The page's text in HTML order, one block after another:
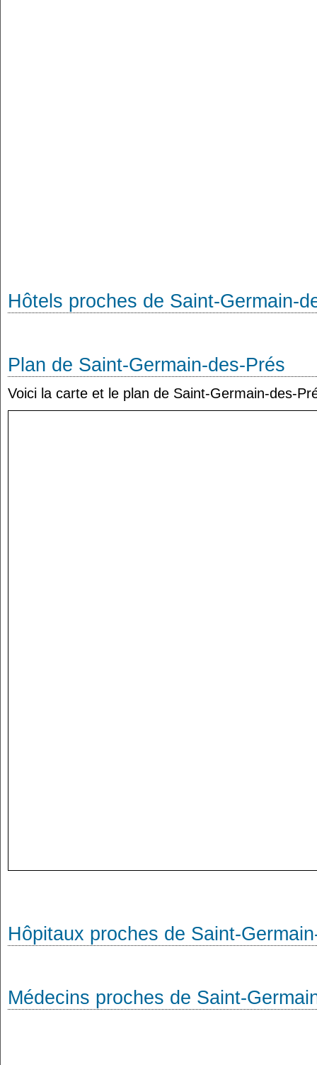
Hôtels proches de Saint-Germain-
Plan de Saint-Germain-des-Prés
Voici la carte et le plan de Saint-Germain-des-
Hôpitaux proches de Saint-
Médecins proches de Saint-